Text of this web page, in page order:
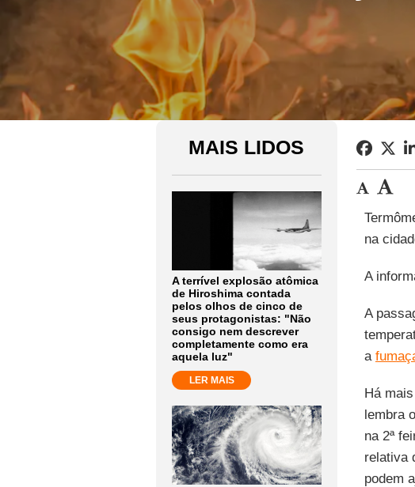
MAIS LIDOS
A terrível explosão atômica
de Hiroshima contada
pelos olhos de cinco de
seus protagonistas: "Não
consigo nem descrever
completamente como era
aquela luz"
LER MAIS
na
A
A
a
Há
lembra o
na 2ª
relativa
podem